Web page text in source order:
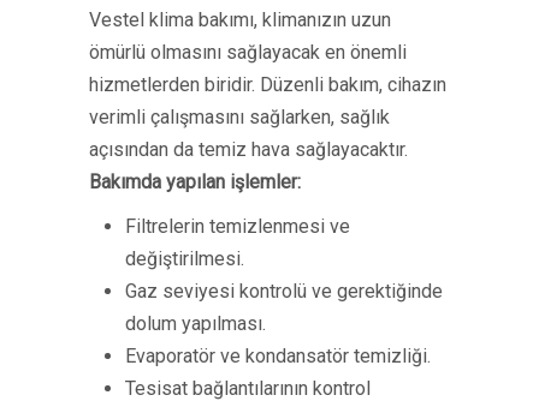
Vestel klima bakımı, klimanızın uzun
ömürlü olmasını sağlayacak en önemli
hizmetlerden biridir. Düzenli bakım, cihazın
verimli çalışmasını sağlarken, sağlık
açısından da temiz hava sağlayacaktır.
Bakımda yapılan işlemler:
Filtrelerin temizlenmesi ve
değiştirilmesi.
Gaz seviyesi kontrolü ve gerektiğinde
dolum yapılması.
Evaporatör ve kondansatör temizliği.
Tesisat bağlantılarının kontrol